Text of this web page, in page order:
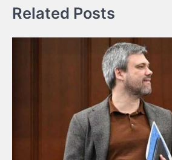
Related Posts